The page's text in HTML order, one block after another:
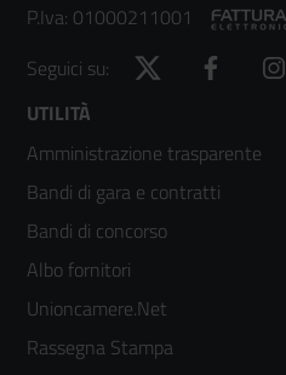
P.Iva: 01000211001
Seguici su:
Twitter Facebook
Footer
menù
colonna
2
UTILITÀ
Amministrazione trasparente
Bandi di gara e contratti
Bandi di concorso
Albo fornitori
Unioncamere.Net
Rassegna Stampa